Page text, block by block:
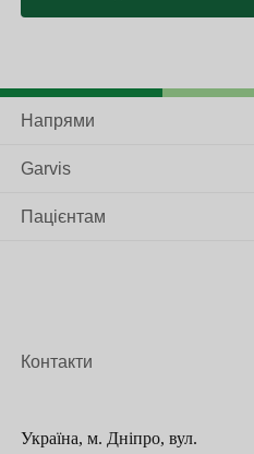
Напрями
Garvis
Пацієнтам
Контакти
Україна, м. Дніпро, вул.